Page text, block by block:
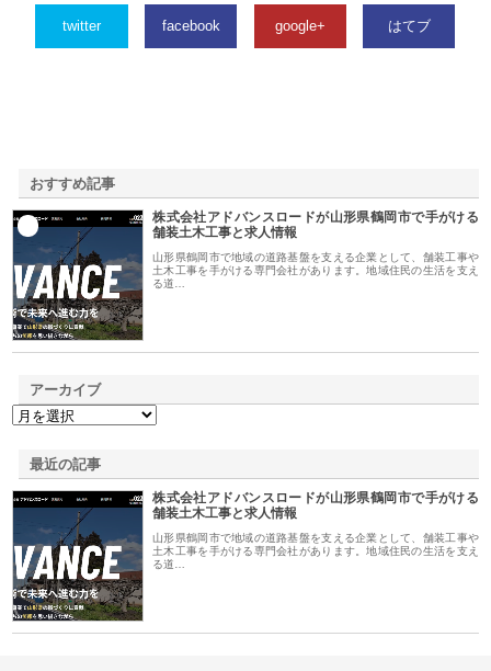
twitter facebook google+ はてブ
おすすめ記事
株式会社アドバンスロードが山形県鶴岡市で手がける
舗装土木工事と求人情報
山形県鶴岡市で地域の道路基盤を支える企業として、舗装工事や
土木工事を手がける専門会社があります。地域住民の生活を支え
る道…
アーカイブ
最近の記事
株式会社アドバンスロードが山形県鶴岡市で手がける
舗装土木工事と求人情報
山形県鶴岡市で地域の道路基盤を支える企業として、舗装工事や
土木工事を手がける専門会社があります。地域住民の生活を支え
る道…